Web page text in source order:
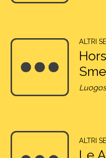
ALTRI
ALTRI
Le